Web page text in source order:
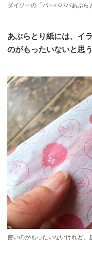
ダイソーの「バーバパパあぶら
あぶらとり紙には、イ
のがもったいないと思
使いのがもったいないけれど、